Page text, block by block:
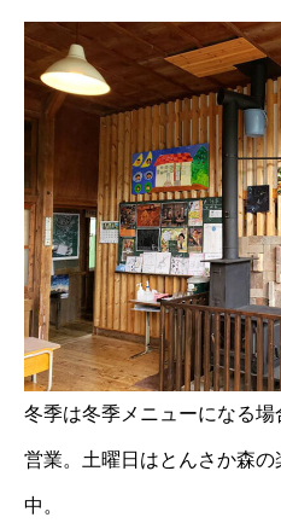
冬季は冬季メニューになる
営業。土曜日はとんさか森
中。